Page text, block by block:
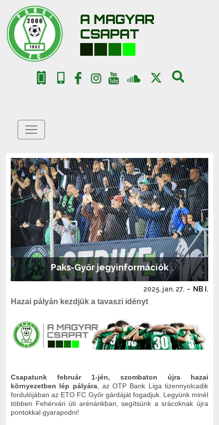
A MAGYAR
CSAPAT
Paks-Győr jegyinformációk
2025. jan. 27. - NB I.
Hazai pályán kezdjük a tavaszi idényt
Csapatunk február 1-jén, szombaton újra hazai
környezetben lép pályára, az OTP Bank Liga tizennyolcadik
fordulójában az ETO FC Győr gárdáját fogadjuk. Legyünk minél
többen Fehérvári úti arénánkban, segítsünk a srácoknak újra
pontokkal gyarapodni!